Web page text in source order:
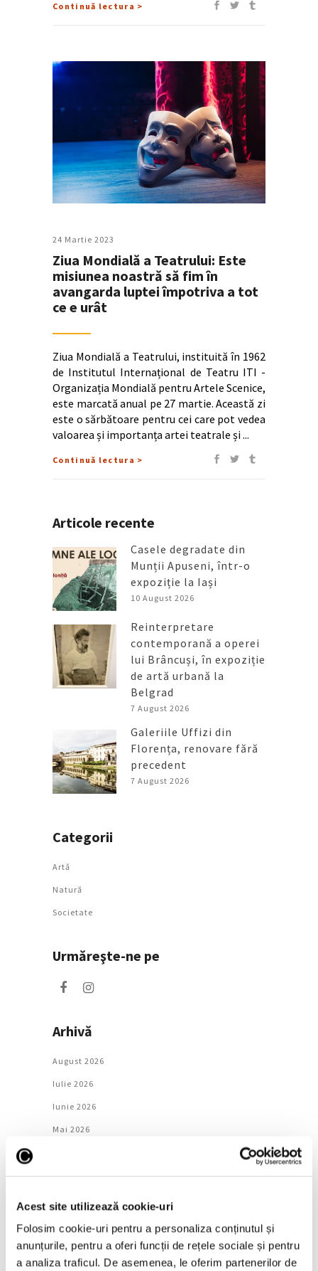
Acest site utilizează cookie-uri
Folosim cookie-uri pentru a personaliza conținutul și
anunțurile, pentru a oferi funcții de rețele sociale și pentru
a analiza traficul. De asemenea, le oferim partenerilor de
Continuă lectura >
24 Martie 2023
Ziua Mondială a Teatrului: Este
misiunea noastră să fim în
avangarda luptei împotriva a tot
ce e urât
Ziua Mondială a Teatrului, instituită în 1962
de Institutul Internațional de Teatru ITI -
Organizația Mondială pentru Artele Scenice,
este marcată anual pe 27 martie. Această zi
este o sărbătoare pentru cei care pot vedea
valoarea și importanța artei teatrale și
Continuă lectura >
Articole recente
Casele degradate din
Munții Apuseni, într-o
expoziție la Iași
10 August 2026
Reinterpretare
contemporană a operei
lui Brâncuși, în expoziție
de artă urbană la
Belgrad
7 August 2026
Galeriile Uffizi din
Florența, renovare fără
precedent
7 August 2026
Categorii
Artǎ
Natură
Societate
Urmăreşte-ne pe
Arhivă
August 2026
Iulie 2026
Iunie 2026
Mai 2026
Decembrie 2025
Noiembrie 2025